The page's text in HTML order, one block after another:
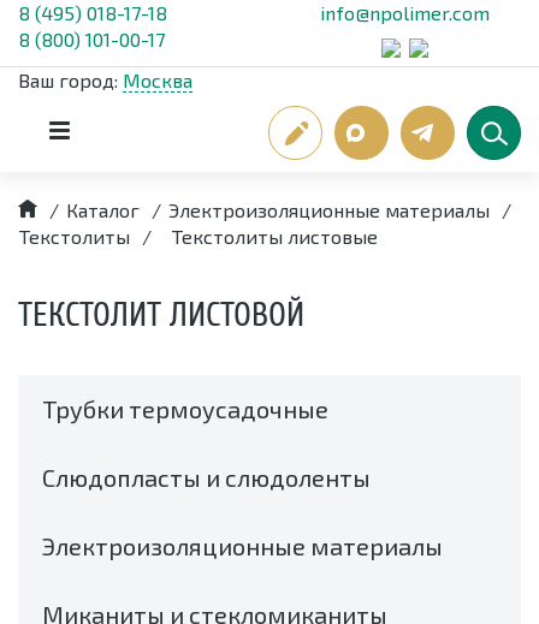
8 (495) 018-17-18
8 (800) 101-00-17
info@npolimer.com
Ваш город: Москва
/ Каталог / Электроизоляционные материалы
/
Текстолиты
/ Текстолиты листовые
ТЕКСТОЛИТ ЛИСТОВОЙ
Трубки термоусадочные
Слюдопласты и слюдоленты
Электроизоляционные материалы
Миканиты и стекломиканиты